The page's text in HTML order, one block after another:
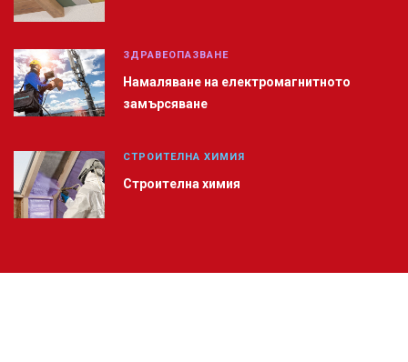
ЗДРАВЕОПАЗВАНЕ
Намаляване на електромагнитното
замърсяване
СТРОИТЕЛНА ХИМИЯ
Строителна химия